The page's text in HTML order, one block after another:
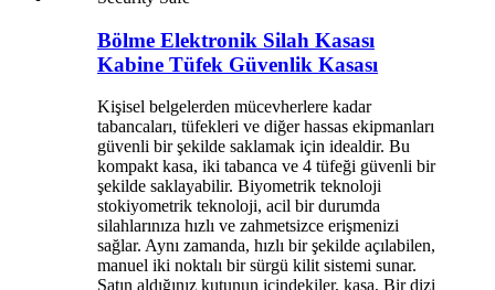
Bölme Elektronik Silah Kasası
Kabine Tüfek Güvenlik Kasası
Kişisel belgelerden mücevherlere kadar
tabancaları, tüfekleri ve diğer hassas ekipmanları
güvenli bir şekilde saklamak için idealdir. Bu
kompakt kasa, iki tabanca ve 4 tüfeği güvenli bir
şekilde saklayabilir. Biyometrik teknoloji
stokiyometrik teknoloji, acil bir durumda
silahlarınıza hızlı ve zahmetsizce erişmenizi
sağlar. Aynı zamanda, hızlı bir şekilde açılabilen,
manuel iki noktalı bir sürgü kilit sistemi sunar.
Satın aldığınız kutunun içindekiler, kasa, Bir dizi